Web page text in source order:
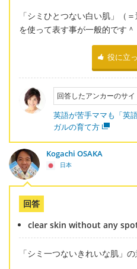
「シミひとつない白い肌」（
を使って表す事が一般的です＾
役に立
回答したアンカーのサイ
英語が苦手ママも「英
ガルの育て方
Kogachi OSAKA
日本
回答
clear skin without any
「シミ一つないきれいな肌」の